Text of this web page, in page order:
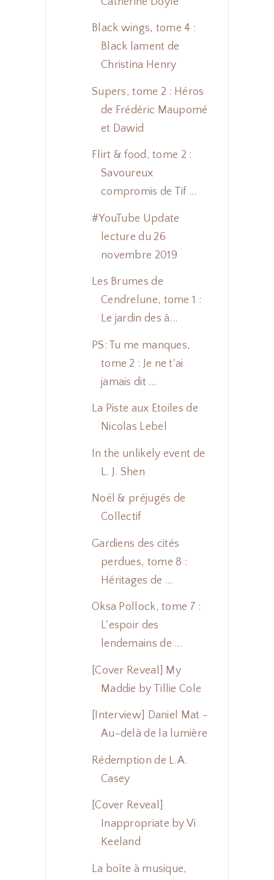
Black wings, tome 4 :
Black lament de
Christina Henry
Supers, tome 2 : Héros
de Frédéric Maupomé
et Dawid
Flirt & food, tome 2 :
Savoureux
compromis de Tif ...
#YouTube Update
lecture du 26
novembre 2019
Les Brumes de
Cendrelune, tome 1 :
Le jardin des â...
PS: Tu me manques,
tome 2 : Je ne t'ai
jamais dit ...
La Piste aux Etoiles de
Nicolas Lebel
In the unlikely event de
L. J. Shen
Noël & préjugés de
Collectif
Gardiens des cités
perdues, tome 8 :
Héritages de ...
Oksa Pollock, tome 7 :
L'espoir des
lendemains de ...
[Cover Reveal] My
Maddie by Tillie Cole
[Interview] Daniel Mat -
Au-delà de la lumière
Rédemption de L.A.
Casey
[Cover Reveal]
Inappropriate by Vi
Keeland
La boîte à musique,